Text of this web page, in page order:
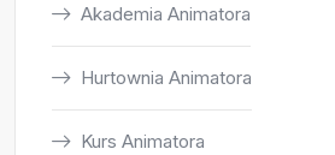
Akademia Animatora
Hurtownia Animatora
Kurs Animatora